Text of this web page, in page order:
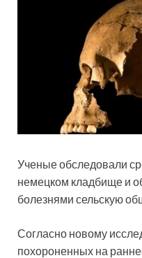
Ученые обследовали
немецком кладбище и
болезнями сельскую
Согласно новому
похороненных на